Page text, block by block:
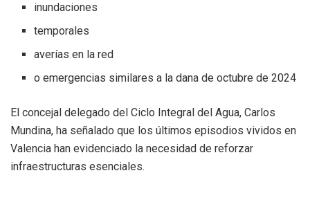
inundaciones
temporales
averías en la red
o emergencias similares a la dana de octubre de 2024
El concejal delegado del Ciclo Integral del Agua, Carlos
Mundina, ha señalado que los últimos episodios vividos en
Valencia han evidenciado la necesidad de reforzar
infraestructuras esenciales.